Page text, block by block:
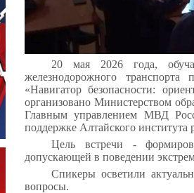
20 мая 2026 года,
железнодорожного
«Навигатор безопасности:
организовано Министерством
Главным управлением МВД
поддержке Алтайского
Цель встречи -
допускающей в поведении
Спикеры осветили
вопросы.